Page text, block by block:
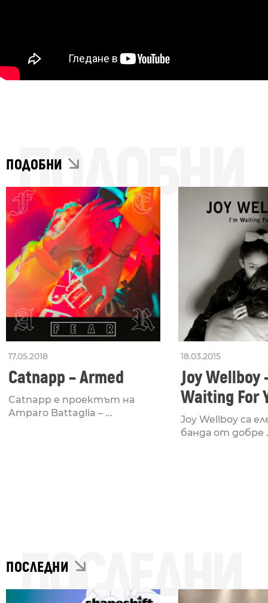
ПОДОБНИ
ПОДОБНИ
17.05.2018
Catnapp – Armed
Catnapp е проектът на
Amparo Battaglia – ...
18.03.2015
Joy Wellboy
Waiting For
Joy Wellboy са
банда от добре
ПОСЛЕДНИ
ПОСЛЕДНИ